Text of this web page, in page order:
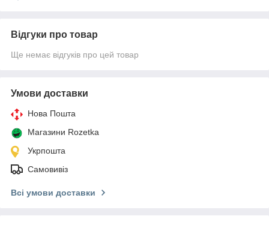
Відгуки про товар
Ще немає відгуків про цей товар
Умови доставки
Нова Пошта
Магазини Rozetka
Укрпошта
Самовивіз
Всі умови доставки